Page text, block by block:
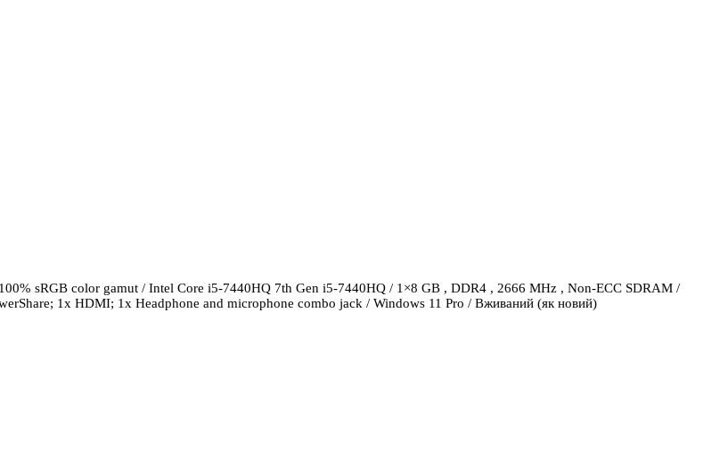
sRGB color gamut / Intel Core i5-7440HQ 7th Gen i5-7440HQ / 1×8 GB , DDR4 , 2666 MHz , Non-ECC SDRAM /
1x HDMI; 1x Headphone and microphone combo jack / Windows 11 Pro / Вживаний (як новий)